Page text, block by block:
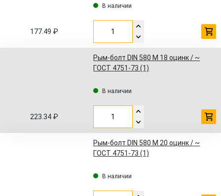
В наличии
177.49 ₽
Рым-болт DIN 580 M 18 оцинк / ~
ГОСТ 4751-73 (1)
В наличии
223.34 ₽
Рым-болт DIN 580 M 20 оцинк / ~
ГОСТ 4751-73 (1)
В наличии